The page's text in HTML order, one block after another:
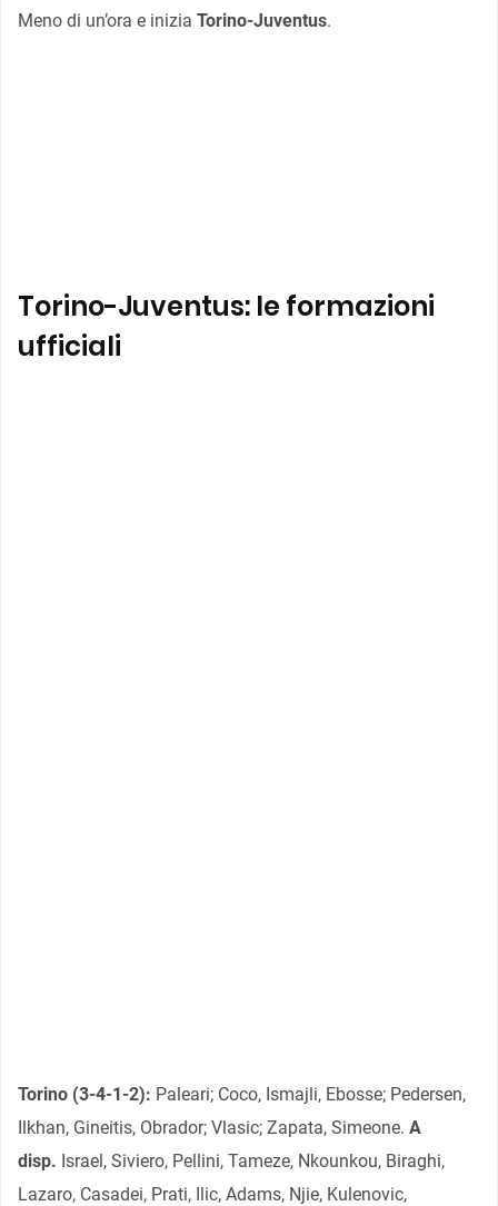
Meno di un’ora e inizia Torino-Juventus.
Torino-Juventus: le formazioni
ufficiali
Torino (3-4-1-2): Paleari; Coco, Ismajli, Ebosse; Pedersen,
Ilkhan, Gineitis, Obrador; Vlasic; Zapata, Simeone. A
disp. Israel, Siviero, Pellini, Tameze, Nkounkou, Biraghi,
Lazaro, Casadei, Prati, Ilic, Adams, Njie, Kulenovic,